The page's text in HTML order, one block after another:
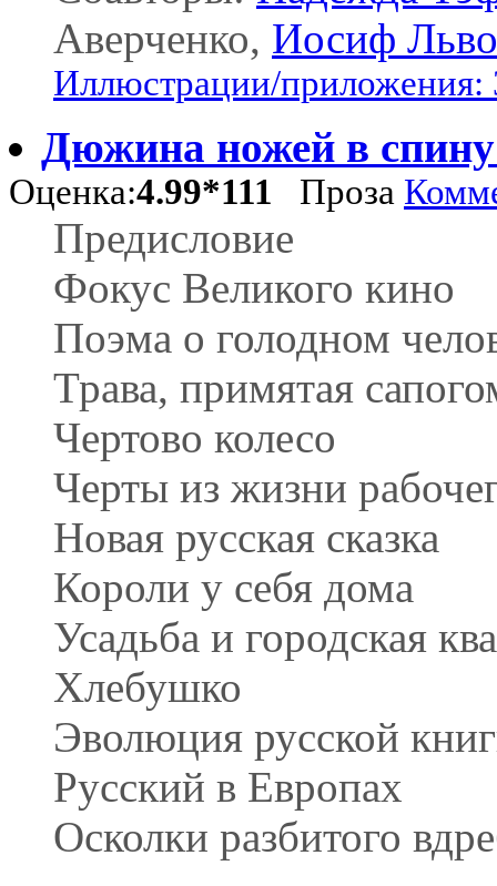
Аверченко, Иосиф
Иллюстрации/приложения:
Дюжина ножей в
Оценка:4.99*111 Проза
Предисловие
Фокус Великого кино
Поэма о голодном
Трава, примятая
Чертово колесо
Черты из жизни
Новая русская сказка
Короли у себя дома
Усадьба и городская
Хлебушко
Эволюция русской
Русский в Европах
Осколки разбитого